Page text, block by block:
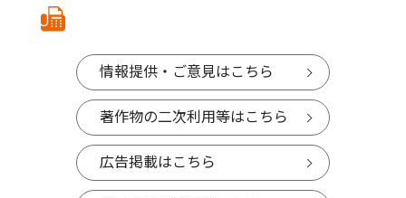
情報提供・ご意見はこちら
著作物の二次利用等はこちら
広告掲載はこちら